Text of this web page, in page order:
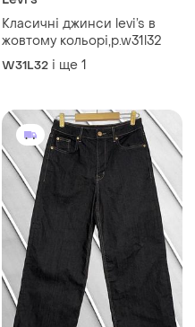
Класичні джинси levi’s в
жовтому кольорі,p.w31l32
W31L32 і ще 1